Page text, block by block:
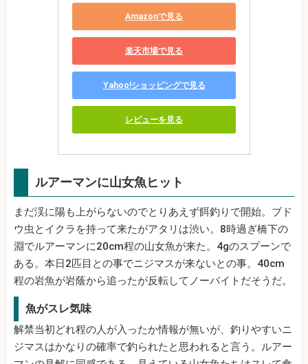
Amazonで見る
楽天市場で見る
Yahoo!ショッピングで見る
レビューを見る
ルアーマンに山女魚ヒット
まだ渓に陽も上がらないのでとりあえず餌釣りで開始。ブド
ウ虫とイクラを持って来たがアタリは渋い。8時過ぎ橋下の
淵でルアーマンに20cm程の山女魚が来た。4gのスプーンで
ある。本日2匹目との事でニジマスが来ないとの事。40cm
程の岩魚が岩蔭から追ったが反転してノーバイトだそうだ。
魚がスレ気味
解禁当初どれ程の人が入ったか情報が無いが、釣りやすいニ
ジマスはかなりの確率で釣られたと思われると言う。ルアー